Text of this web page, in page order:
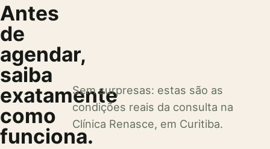
Antes
de
agendar,
saiba
exatamente
como
funciona.
Sem surpresas: estas são as
condições reais da consulta na
Clínica Renasce, em Curitiba.